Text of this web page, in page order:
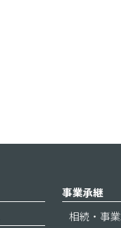
事業承継
相続・事